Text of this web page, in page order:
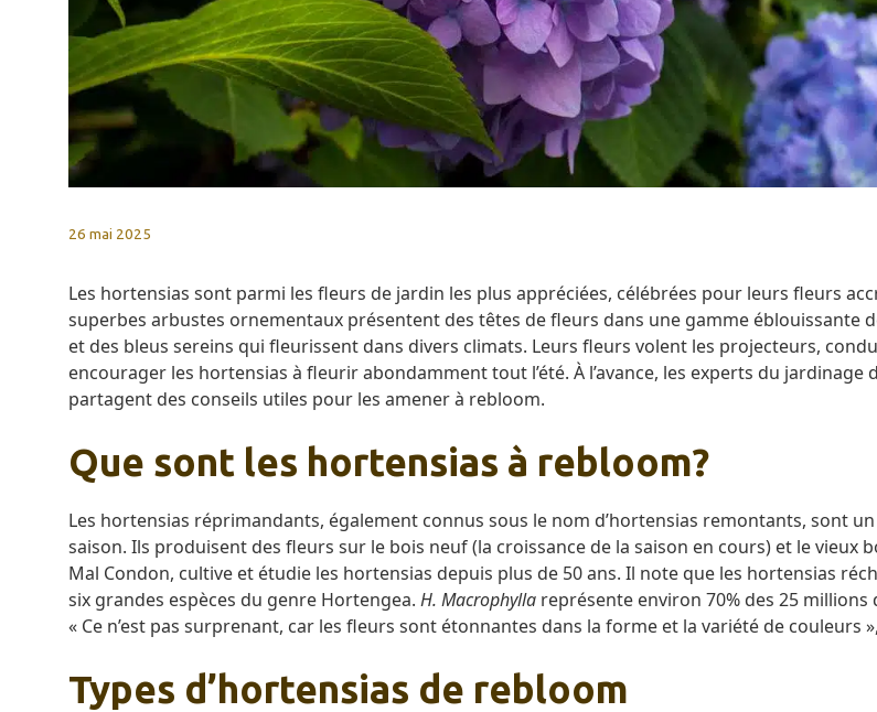
26 mai 2025
Les hortensias sont parmi les fleurs de jardin les plus appréciées, célébrées pour leurs fleurs
superbes arbustes ornementaux présentent des têtes de fleurs dans une gamme éblouissante
et des bleus sereins qui fleurissent dans divers climats. Leurs fleurs volent les projecteurs,
encourager les hortensias à fleurir abondamment tout l’été. À l’avance, les experts du
partagent des conseils utiles pour les amener à rebloom.
Que sont les hortensias à rebloom?
Les hortensias réprimandants, également connus sous le nom d’hortensias remontants, sont
saison. Ils produisent des fleurs sur le bois neuf (la croissance de la saison en cours) et le vieux
Mal Condon, cultive et étudie les hortensias depuis plus de 50 ans. Il note que les hortensias
six grandes espèces du genre Hortengea. H. Macrophylla représente environ 70% des 25
« Ce n’est pas surprenant, car les fleurs sont étonnantes dans la forme et la variété de couleurs
Types d’hortensias de rebloom